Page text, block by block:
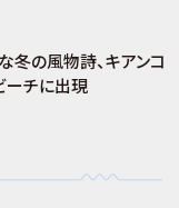
冬の風物詩、キアンコ
ーチに出現